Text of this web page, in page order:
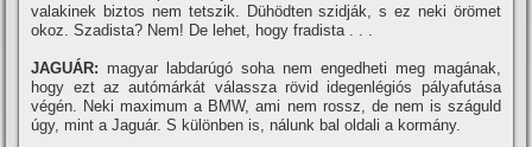
valakinek biztos nem tetszik. Dühödten szidják, s ez neki örömet
okoz. Szadista? Nem! De lehet, hogy fradista . . .
JAGUÁR: magyar labdarúgó soha nem engedheti meg magának,
hogy ezt az autómárkát válassza rövid idegenlégiós pályafutása
végén. Neki maximum a BMW, ami nem rossz, de nem is száguld
úgy, mint a Jaguár. S különben is, nálunk bal oldali a kormány.